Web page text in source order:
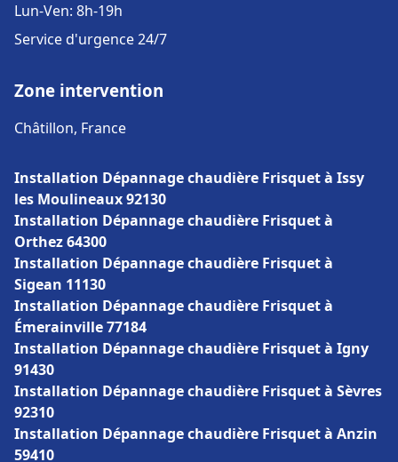
Lun-Ven: 8h-19h
Service d'urgence 24/7
Zone intervention
Châtillon, France
Installation Dépannage chaudière Frisquet à Issy
les Moulineaux 92130
Installation Dépannage chaudière Frisquet à
Orthez 64300
Installation Dépannage chaudière Frisquet à
Sigean 11130
Installation Dépannage chaudière Frisquet à
Émerainville 77184
Installation Dépannage chaudière Frisquet à Igny
91430
Installation Dépannage chaudière Frisquet à Sèvres
92310
Installation Dépannage chaudière Frisquet à Anzin
59410